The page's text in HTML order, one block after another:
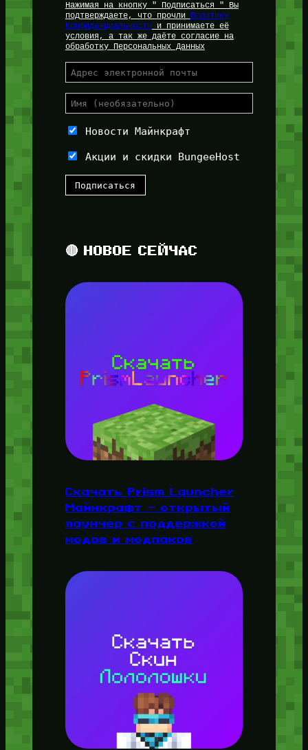
Нажимая на кнопку " Подписаться " Вы
подтверждаете, что прочли
Политику
Конфиденциальностии принимаете её
условия, а так же даёте согласие на
обработку Персональных Данных
Новости Майнкрафт
Акции и скидки BungeeHost
🔴 НОВОЕ СЕЙЧАС
Скачать Prism Launcher
Майнкрафт — открытый
лаунчер с поддержкой
модов и модпаков